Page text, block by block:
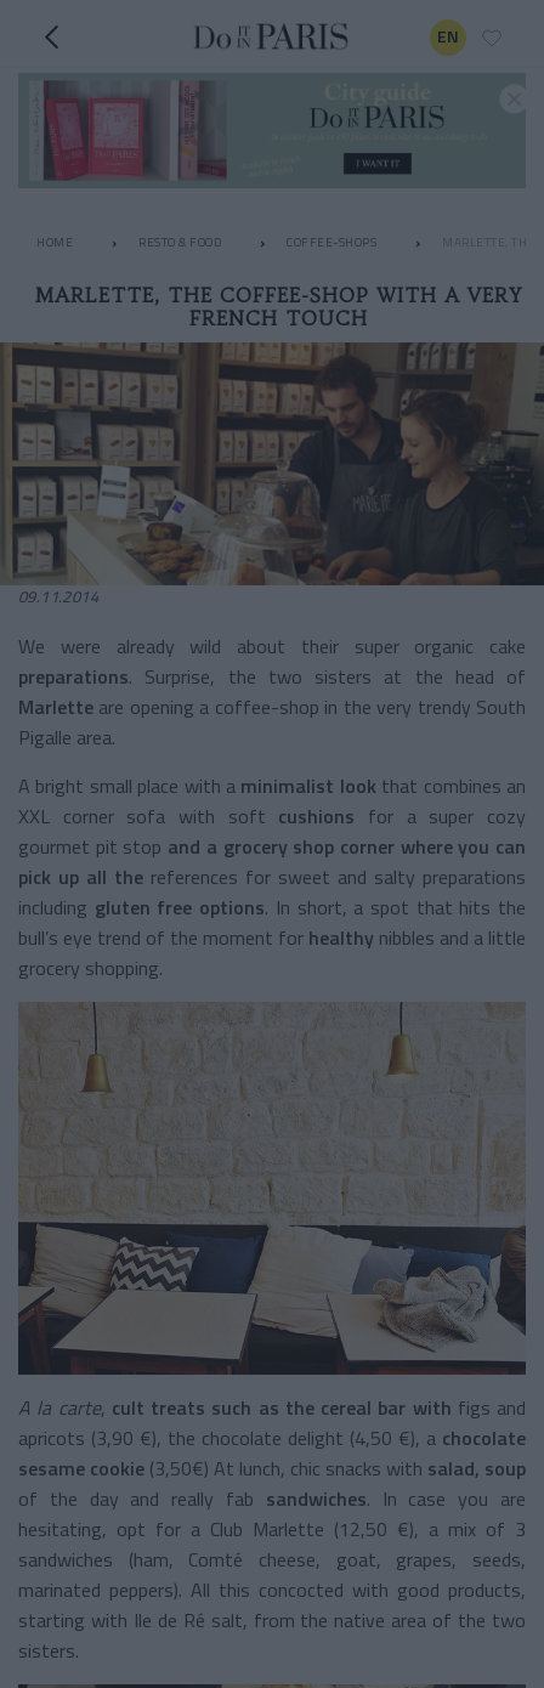
EN
HOME RESTO & FOOD COFFEE-SHOPS MARLETTE,
MARLETTE, THE COFFEE-SHOP WITH A VERY
FRENCH TOUCH
09.11.2014
We were already wild about their super organic cake
preparations. Surprise, the two sisters at the head of
Marlette are opening a coffee-shop in the very trendy South
Pigalle area.
A bright small place with a minimalist look that combines an
XXL corner sofa with soft cushions for a super cozy
gourmet pit stop and a grocery shop corner where you can
pick up all the references for sweet and salty preparations
including gluten free options. In short, a spot that hits the
bull’s eye trend of the moment for healthy nibbles and a little
grocery shopping.
A la carte, cult treats such as the cereal bar with figs and
apricots (3,90 €), the chocolate delight (4,50 €), a chocolate
sesame cookie (3,50€) At lunch, chic snacks with salad, soup
of the day and really fab sandwiches. In case you are
hesitating, opt for a Club Marlette (12,50 €), a mix of 3
sandwiches (ham, Comté cheese, goat, grapes, seeds,
marinated peppers). All this concocted with good products,
starting with Ile de Ré salt, from the native area of the two
sisters.